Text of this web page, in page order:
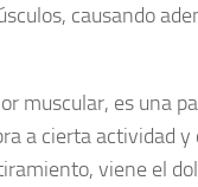
causando
muscular, es una
a cierta actividad
viene el